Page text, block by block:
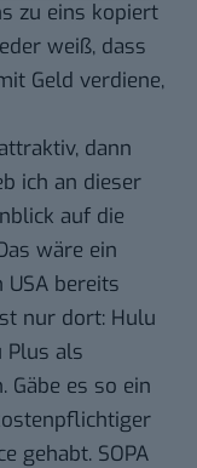
zu eins kopiert
weiß, dass
Geld verdiene,
, dann
ich an dieser
auf die
wäre ein
bereits
nur dort: Hulu
Plus als
Gäbe es so ein
gehabt. SOPA